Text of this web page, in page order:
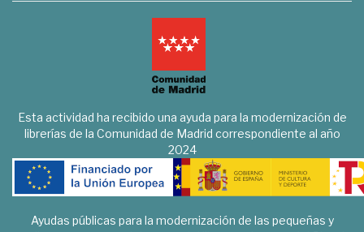
Esta actividad ha recibido una ayuda para la modernización de
librerías de la Comunidad de Madrid correspondiente al año
2024
Ayudas públicas para la modernización de las pequeñas y